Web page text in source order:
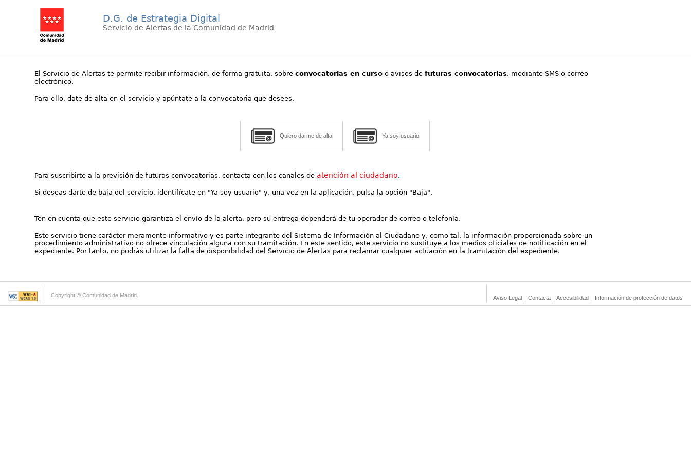
D.G. de Estrategia Digital
Servicio de Alertas de la Comunidad de Madrid
El Servicio de Alertas te permite recibir información, de forma gratuita, sobreconvocatorias en curso o avisos defuturas convocatorias, mediante SMS o correo
electrónico.
Para ello, date de alta en el servicio y apúntate a la convocatoria que desees.
Quiero darme de alta Ya soy usuario
Para suscribirte a la previsión de futuras convocatorias, contacta con los canales deatención al ciudadano.
Si deseas darte de baja del servicio, identifícate en "Ya soy usuario" y, una vez en la aplicación, pulsa la opción "Baja".
Ten en cuenta que este servicio garantiza el envío de la alerta, pero su entrega dependerá de tu operador de correo o telefonía.
Este servicio tiene carácter meramente informativo y es parte integrante del Sistema de Información al Ciudadano y, como tal, la información proporcionada sobre un
procedimiento administrativo no ofrece vinculación alguna con su tramitación. En este sentido, este servicio no sustituye a los medios oficiales de notificación en el
expediente. Por tanto, no podrás utilizar la falta de disponibilidad del Servicio de Alertas para reclamar cualquier actuación en la tramitación del expediente.
Copyright © Comunidad de Madrid. Aviso Legal | Contacta | Accesibilidad | Información de protección de datos